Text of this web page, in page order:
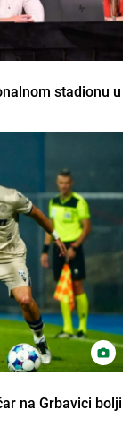
stadionu u
na Grbavici bolji